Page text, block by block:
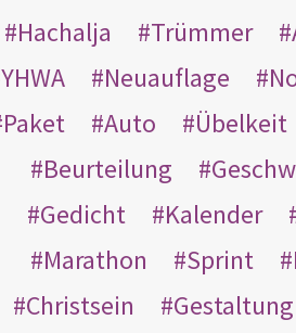
Hachalja
Trümmer
YHWA
Neuauflage
Paket
Auto Übelkeit
Beurteilung
Gedicht
Kalender
Marathon
Sprint
Christsein
Gestaltung